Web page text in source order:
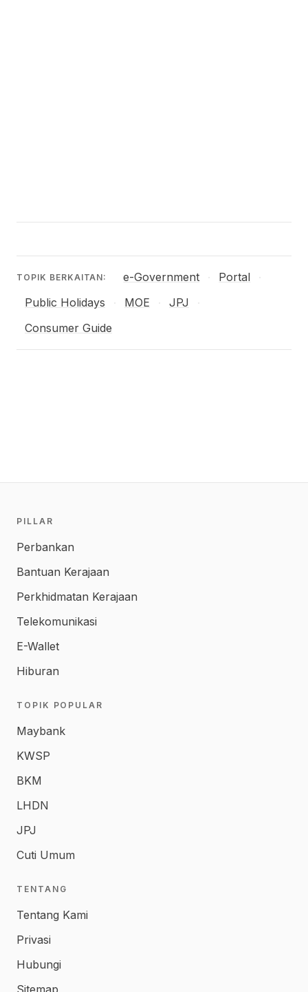
TOPIK BERKAITAN: e-Government Portal
Public Holidays
MOE JPJ
Consumer Guide
PILLAR
Perbankan
Bantuan Kerajaan
Perkhidmatan Kerajaan
Telekomunikasi
E-Wallet
Hiburan
TOPIK POPULAR
Maybank
KWSP
BKM
LHDN
JPJ
Cuti Umum
TENTANG
Tentang Kami
Privasi
Hubungi
Sitemap